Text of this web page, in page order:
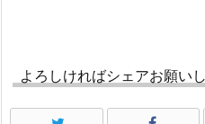
よろしければシェアお願い